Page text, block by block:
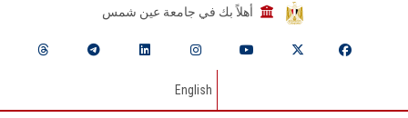
أهلاً بك في جامعة عين شمس
English